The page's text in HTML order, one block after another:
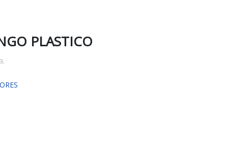
PLASTICO